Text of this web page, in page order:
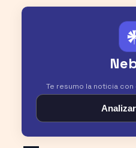
Te resumo la noticia